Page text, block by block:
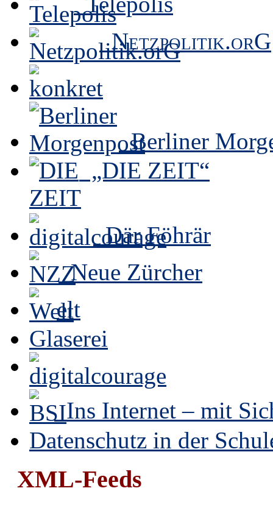
Netzpolitik.orG
Berliner
„DIE ZEIT“
Där Föhrär
Neue Zürcher
elt
Glaserei
Ins Internet – mit
Datenschutz in der
XML-Feeds